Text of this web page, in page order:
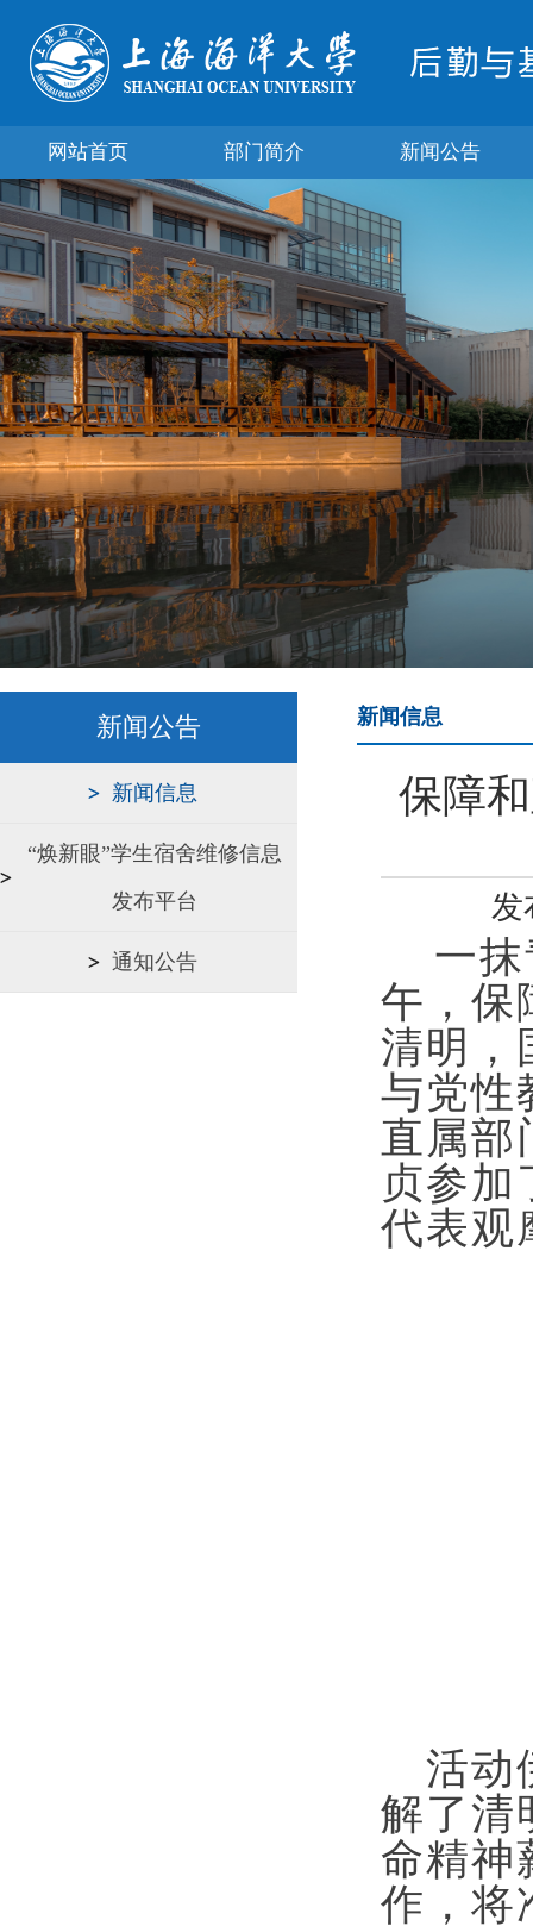
网站首页 部门简介 新闻公告
新闻公告
新闻信息
“焕新眼”学生宿舍维修信息
发布平台
通知公告
新闻信息
保障
发
一
午，保
清明，
与党性
直属部
贞参
代表观
活动
解了清
命精神
作，将